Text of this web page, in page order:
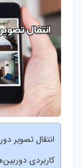
انتقال تصویر
کاربردی